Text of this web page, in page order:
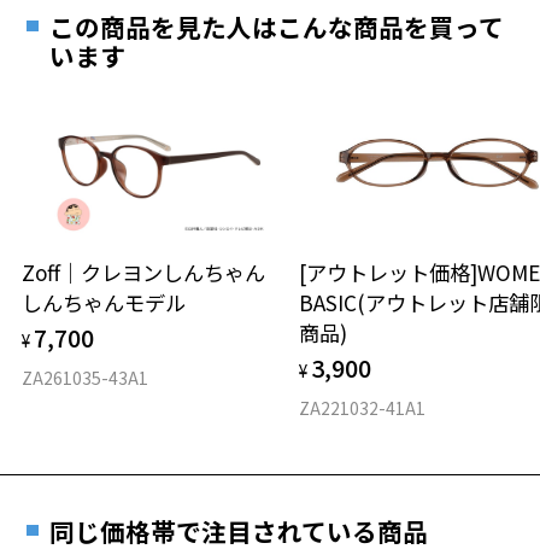
お気に入りリストは こちら
※柄や色味の出方に個体差があり、画像と異なる場合がございます。
※アウトレット商品は、販売から一定期間経過した商品などです。キ
ズ、汚れなどがあるB級品ではございません。
お持ちのZoffメガネサイズを確認するには？
仕上がり寸法
D 仕上がりの横幅：約150mm
18.5g
安心1 フレーム１年間品質保証
きます。
※保証期間内に交換が行われた場合、保証期間は初期の期間から
延長されません。
安心2 視力測定無料
視力の変化を早めに発見するために、定期的な視
力測定をおすすめいたします。
安心3 かかり具合調整無料
す。
ご希望のお客さまは、「レンズ交換券」をお選びのうえ、
最寄りのZoff実店舗にてレンズをお買い求めください。
※サングラスやパッケージ品では「レンズ交換券」はお選び
談ください。
＜メガネの度数情報がわからない方へ＞
オンラインストアでフレームのみ購入して、
実店舗で度付きにできます
ご購入時に「レンズ交換券」をお選びいただくと、実店舗で
度数を測定のうえ、度付きレンズ（標準セットレンズ）へ無
お近くのZoff実店舗にて度数を測定いただけます（無料）。
この商品を見た人はこんな商品を買って
います
Zoff｜クレヨンしんちゃん
しんちゃんモデル
¥ 7,700
ZA261035-43A1
[アウトレット価格
BASIC(アウトレット店舗
商品)
¥ 3,900
ZA221032-41A1
同じ価格帯で注目されている商品